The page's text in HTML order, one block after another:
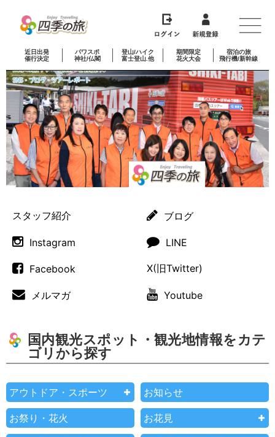
近日出発
催行決定
パワスポ
神社/仏閣
登山/ハイク
富士登山.他
期間限定
花火大会
宿泊の旅
飛行機/新幹線
スタッフ紹介 ブログ
Instagram LINE
Facebook X(旧Twitter)
メルマガ Youtube
国内観光スポット・観光地情報をカテ
ゴリから探す
アウトドア・スポーツ お知らせ
お祭り・花火 お花見